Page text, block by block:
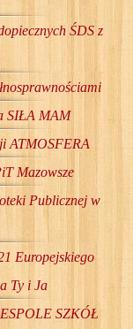
ŚDS z
SIŁA MAM
ATMOSFERA
Mazowsze
Publicznej w
Europejskiego
Ty i Ja
SZKÓŁ